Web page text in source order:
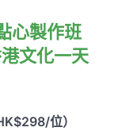
心製作班
文化一天
位）